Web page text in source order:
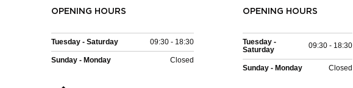
OPENING HOURS
Tuesday - Saturday 09:30 - 18:30
Sunday - Monday Closed
OPENING HOURS
Tuesday -
Saturday
09:30 - 18:30
Sunday - Monday Closed